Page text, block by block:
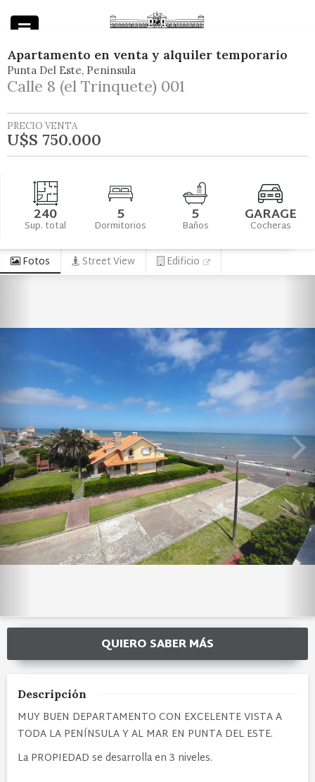
Apartamento en venta y alquiler temporario
Punta Del Este Peninsula
Calle 8 (el Trinquete) 001
PRECIO VENTA
U$S 750.000
240
Sup. total 5
Dormitorios 5
Baños GARAGE
Cocheras
Fotos Street View Edificio
QUIERO SABER MÁS
Descripción
MUY BUEN DEPARTAMENTO CON EXCELENTE VISTA A
TODA LA PENÍNSULA Y AL MAR EN PUNTA DEL ESTE.
La PROPIEDAD se desarrolla en 3 niveles.